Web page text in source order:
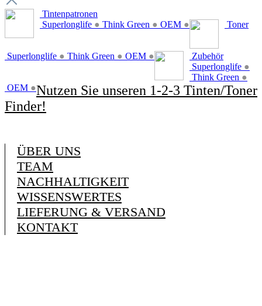
Tintenpatronen
Superlonglife ● Think Green ● OEM ● Toner
Superlonglife ● Think Green ● OEM ●
Zubehör
Superlonglife ●
Think Green ●
OEM ●Nutzen Sie unseren 1-2-3 Tinten/Toner
Finder!
ÜBER UNS
TEAM
NACHHALTIGKEIT
WISSENSWERTES
LIEFERUNG & VERSAND
KONTAKT